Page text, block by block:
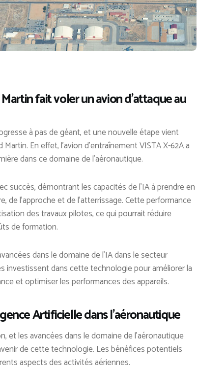
fait voler un avion d’attaque au
à pas de géant, et une nouvelle étape vient
En effet, l’avion d’entraînement VISTA X-62A a
dans ce domaine de l’aéronautique.
succès, démontrant les capacités de l’IA à prendre en
de l’approche et de l’atterrissage. Cette performance
des travaux pilotes, ce qui pourrait réduire
de formation.
dans le domaine de l’IA dans le secteur
investissent dans cette technologie pour améliorer la
et optimiser les performances des appareils.
Artificielle dans l’aéronautique
et les avancées dans le domaine de l’aéronautique
de cette technologie. Les bénéfices potentiels
aspects des activités aériennes.